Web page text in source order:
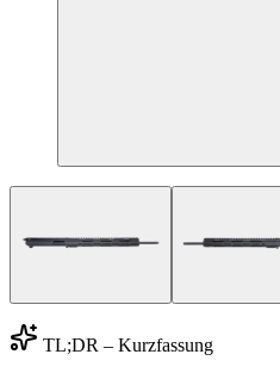
TL;DR – Kurzfassung